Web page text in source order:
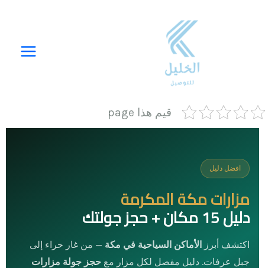
قيم هذا page
افضل دليل
مزارات مكة المكرمة
دليل 15 مكان + حجز جولتك
اكتشف أبرز الأماكن السياحية في مكة — من غار حراء إلى
جبل عرفات. دليل مفصل لكل مزار مع حجز جولة مزارات